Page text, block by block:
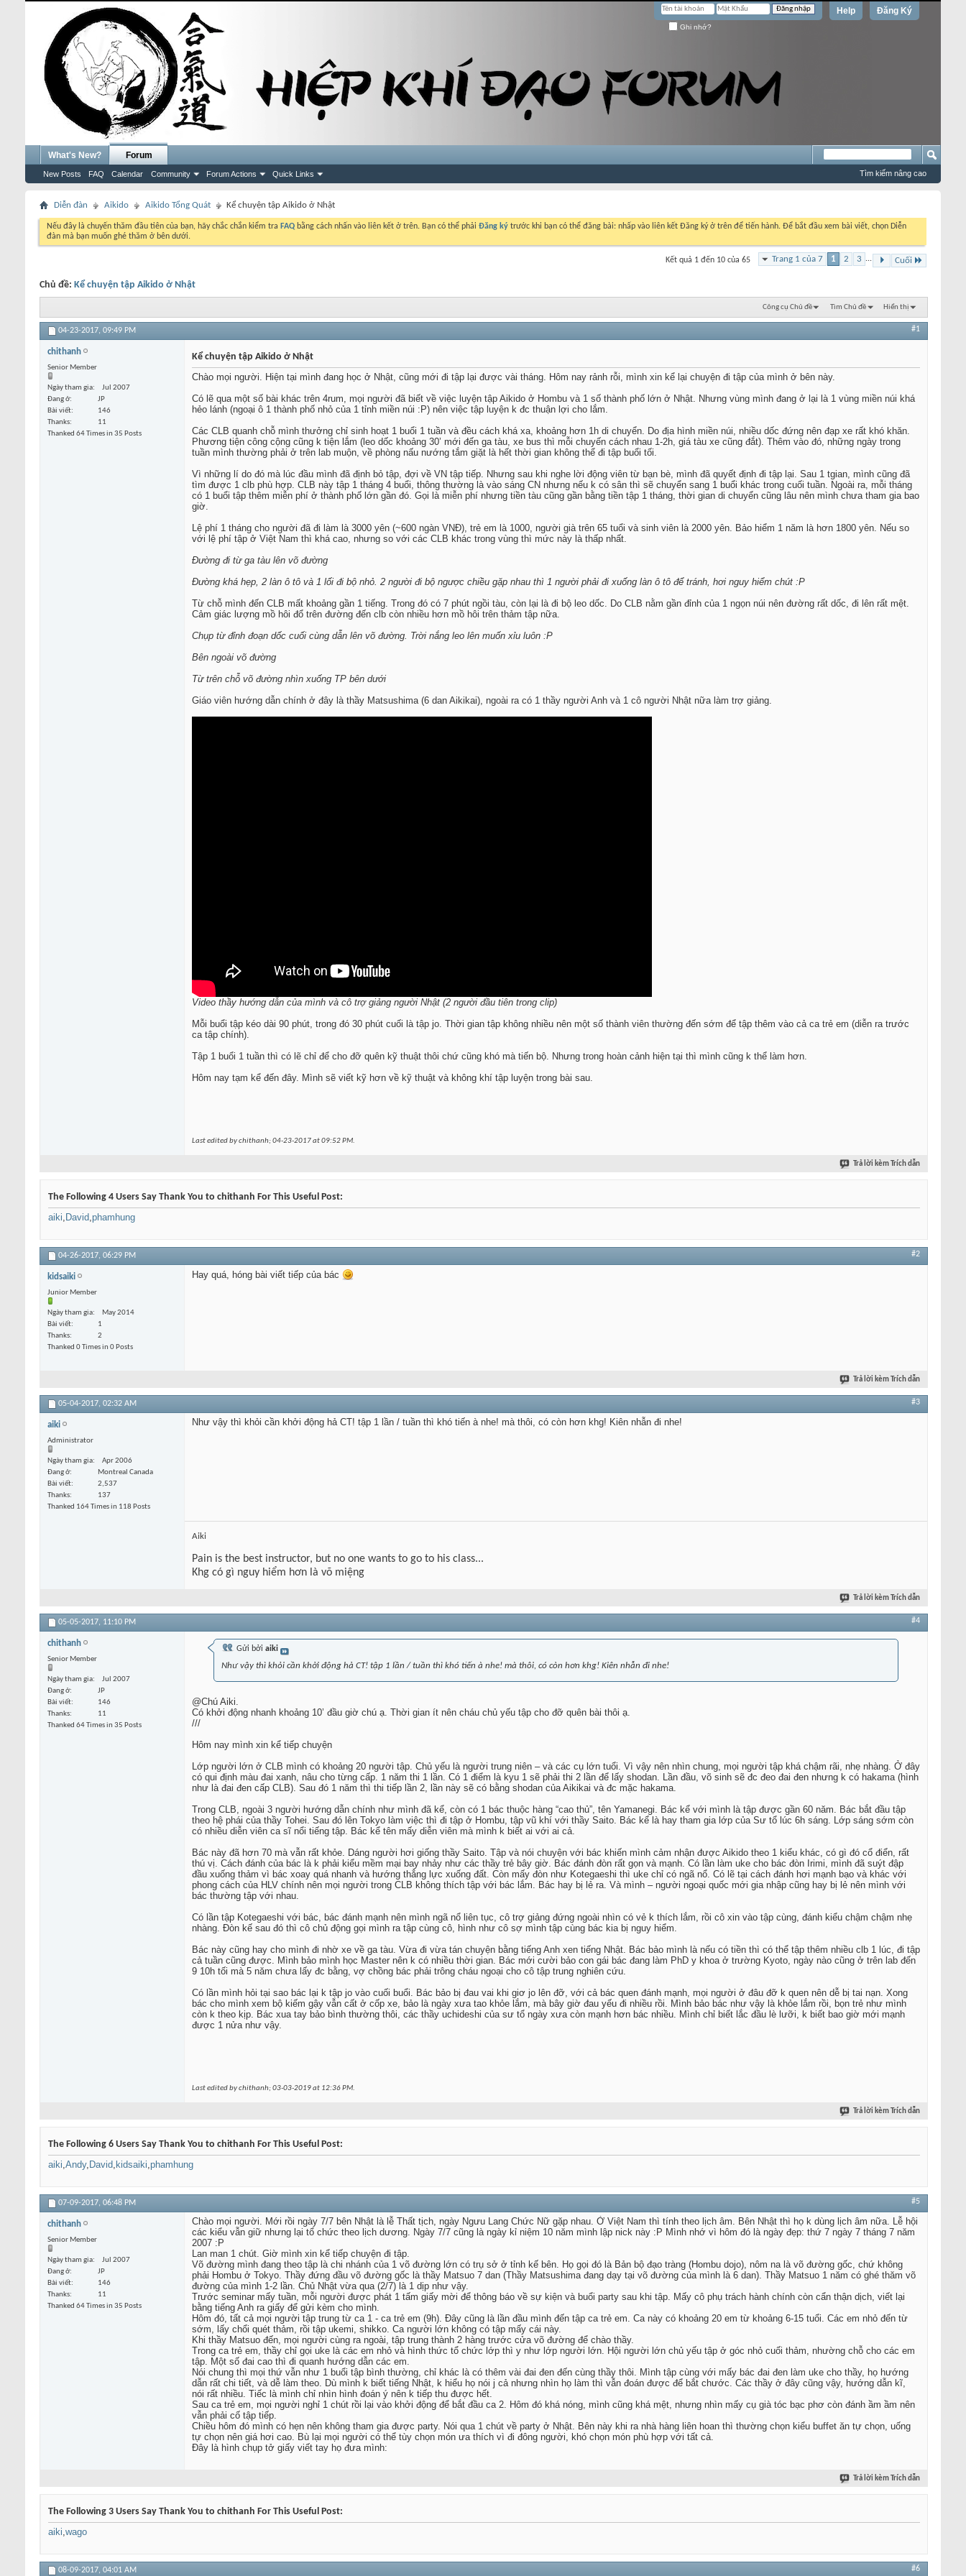
Đăng Ký
Help
Ghi nhớ?
What's New? Forum
New Posts FAQ Calendar Community Forum Actions Quick Links Tìm kiếm nâng cao
Diễn đàn Aikido Aikido Tổng Quát Kể chuyện tập Aikido ở Nhật
Nếu đây là chuyến thăm đầu tiên của bạn, hãy chắc chắn kiểm tra FAQ bằng cách nhấn vào liên kết ở trên. Bạn có thể phải Đăng ký trước khi bạn có thể đăng bài: nhấp vào liên kết Đăng ký ở trên để tiến hành. Để bắt đầu xem bài viết, chọn Diễn
đàn mà bạn muốn ghé thăm ở bên dưới.
Trang 1 của 7 1 2 3 ... Cuối
Kết quả 1 đến 10 của 65
Chủ đề: Kể chuyện tập Aikido ở Nhật
Công cụ Chủ đề Tìm Chủ đề Hiển thị
04-23-2017, 09:49 PM #1
chithanh
Senior Member
Ngày tham gia
Jul 2007
Đang ở
JP
Bài viết
146
Thanks
11
Thanked 64 Times in 35 Posts
Kể chuyện tập Aikido ở Nhật
Chào mọi người. Hiện tại mình đang học ở Nhật, cũng mới đi tập lại được vài tháng. Hôm nay rảnh rỗi, mình xin kể lại chuyện đi tập của mình ở bên này.
Có lẽ qua một số bài khác trên 4rum, mọi người đã biết về việc luyện tập Aikido ở Hombu và 1 số thành phố lớn ở Nhật. Nhưng vùng mình đang ở lại là 1 vùng miền núi khá
hẻo lánh (ngoại ô 1 thành phố nhỏ của 1 tỉnh miền núi :P) nên việc tập luyện k đc thuận lợi cho lắm.
Các CLB quanh chỗ mình thưởng chỉ sinh hoạt 1 buổi 1 tuần và đều cách khá xa, khoảng hơn 1h di chuyển. Do địa hình miền núi, nhiều dốc đứng nên đạp xe rất khó khăn.
Phương tiện công cộng cũng k tiện lắm (leo dốc khoảng 30’ mới đến ga tàu, xe bus thì mỗi chuyến cách nhau 1-2h, giá tàu xe cũng đắt). Thêm vào đó, những ngày trong
tuần mình thường phải ở trên lab muộn, về phòng nấu nướng tắm giặt là hết thời gian không thể đi tập buổi tối.
Vì những lí do đó mà lúc đầu mình đã định bỏ tập, đợi về VN tập tiếp. Nhưng sau khi nghe lời động viên từ bạn bè, mình đã quyết định đi tập lại. Sau 1 tgian, mình cũng đã
tìm được 1 clb phù hợp. CLB này tập 1 tháng 4 buổi, thông thường là vào sáng CN nhưng nếu k có sân thì sẽ chuyển sang 1 buổi khác trong cuối tuần. Ngoài ra, mỗi tháng
có 1 buổi tập thêm miễn phí ở thành phố lớn gần đó. Gọi là miễn phí nhưng tiền tàu cũng gần bằng tiền tập 1 tháng, thời gian di chuyển cũng lâu nên mình chưa tham gia bao
giờ.
Lệ phí 1 tháng cho người đã đi làm là 3000 yên (~600 ngàn VNĐ), trẻ em là 1000, người già trên 65 tuổi và sinh viên là 2000 yên. Bảo hiểm 1 năm là hơn 1800 yên. Nếu so
với lệ phí tập ở Việt Nam thì khá cao, nhưng so với các CLB khác trong vùng thì mức này là thấp nhất.
Đường đi từ ga tàu lên võ đường
Đường khá hẹp, 2 làn ô tô và 1 lối đi bộ nhỏ. 2 người đi bộ ngược chiều gặp nhau thì 1 người phải đi xuống làn ô tô để tránh, hơi nguy hiểm chút :P
Từ chỗ mình đến CLB mất khoảng gần 1 tiếng. Trong đó có 7 phút ngồi tàu, còn lại là đi bộ leo dốc. Do CLB nằm gần đỉnh của 1 ngọn núi nên đường rất dốc, đi lên rất mệt.
Cảm giác lượng mồ hôi đổ trên đường đến clb còn nhiều hơn mồ hôi trên thảm tập nữa.
Chụp từ đỉnh đoạn dốc cuối cùng dẫn lên võ đường. Trời nắng leo lên muốn xỉu luôn :P
Bên ngoài võ đường
Từ trên chỗ võ đường nhìn xuống TP bên dưới
Giáo viên hướng dẫn chính ở đây là thầy Matsushima (6 dan Aikikai), ngoài ra có 1 thầy người Anh và 1 cô người Nhật nữa làm trợ giảng.
Video thầy hướng dẫn của mình và cô trợ giảng người Nhật (2 người đầu tiên trong clip)
Mỗi buổi tập kéo dài 90 phút, trong đó 30 phút cuối là tập jo. Thời gian tập không nhiều nên một số thành viên thường đến sớm để tập thêm vào cả ca trẻ em (diễn ra trước
ca tập chính).
Tập 1 buổi 1 tuần thì có lẽ chỉ để cho đỡ quên kỹ thuật thôi chứ cũng khó mà tiến bộ. Nhưng trong hoàn cảnh hiện tại thì mình cũng k thể làm hơn.
Hôm nay tạm kể đến đây. Mình sẽ viết kỹ hơn về kỹ thuật và không khí tập luyện trong bài sau.
Last edited by chithanh; 04-23-2017 at09:52 PM.
Trả lời kèm Trích dẫn
The Following 4 Users Say Thank You to chithanh For This Useful Post:
aiki, David,phamhung
04-26-2017, 06:29 PM #2
kidsaiki
Junior Member
Ngày tham gia
May 2014
Bài viết
1
Thanks
2
Thanked 0 Times in 0 Posts
Hay quá, hóng bài viết tiếp của bác
Trả lời kèm Trích dẫn
05-04-2017, 02:32 AM #3
aiki
Administrator
Ngày tham gia
Apr 2006
Đang ở
Montreal Canada
Bài viết
2,537
Thanks
137
Thanked 164 Times in 118 Posts
Như vậy thì khỏi cần khởi động hả CT! tập 1 lần / tuần thì khó tiến à nhe! mà thôi, có còn hơn khg! Kiên nhẫn đi nhe!
Aiki
Pain is the best instructor, but no one wants to go to his class...
Khg có gì nguy hiểm hơn là võ miệng
Trả lời kèm Trích dẫn
05-05-2017, 11:10 PM #4
chithanh
Senior Member
Ngày tham gia
Jul 2007
Đang ở
JP
Bài viết
146
Thanks
11
Thanked 64 Times in 35 Posts
Gửi bởi aiki
Như vậy thì khỏi cần khởi động hả CT! tập 1 lần / tuần thì khó tiến à nhe! mà thôi, có còn hơn khg! Kiên nhẫn đi nhe!
@Chú Aiki.
Có khởi động nhanh khoảng 10’ đầu giờ chú ạ. Thời gian ít nên cháu chủ yếu tập cho đỡ quên bài thôi ạ.
///
Hôm nay mình xin kể tiếp chuyện
Lớp người lớn ở CLB mình có khoảng 20 người tập. Chủ yếu là người trung niên – và các cụ lớn tuổi. Vì vậy nên nhìn chung, mọi người tập khá chậm rãi, nhẹ nhàng. Ở đây
có qui định màu đai xanh, nâu cho từng cấp. 1 năm thi 1 lần. Có 1 điểm là kyu 1 sẽ phải thi 2 lần để lấy shodan. Lần đầu, võ sinh sẽ đc đeo đai đen nhưng k có hakama (hình
như là đai đen cấp CLB). Sau đó 1 năm thì thi tiếp lần 2, lần này sẽ có bằng shodan của Aikikai và đc mặc hakama.
Trong CLB, ngoài 3 người hướng dẫn chính như mình đã kể, còn có 1 bác thuộc hàng “cao thủ”, tên Yamanegi. Bác kể với mình là tập được gần 60 năm. Bác bắt đầu tập
theo hệ phái của thầy Tohei. Sau đó lên Tokyo làm việc thì đi tập ở Hombu, tập vũ khí với thầy Saito. Bác kể là hay tham gia lớp của Sư tổ lúc 6h sáng. Lớp sáng sớm còn
có nhiều diễn viên ca sĩ nổi tiếng tập. Bác kể tên mấy diễn viên mà mình k biết ai với ai cả.
Bác này đã hơn 70 mà vẫn rất khỏe. Dáng người hơi giống thầy Saito. Tập và nói chuyện với bác khiến mình cảm nhận được Aikido theo 1 kiểu khác, có gì đó cổ điển, rất
thú vị. Cách đánh của bác là k phải kiểu mềm mại bay nhảy như các thầy trẻ bây giờ. Bác đánh đòn rất gọn và mạnh. Có lần làm uke cho bác đòn Irimi, mình đã suýt đập
đầu xuống thảm vì bác xoay quá nhanh và hướng thẳng lực xuống đất. Còn mấy đòn như Kotegaeshi thì uke chỉ có ngã nổ. Có lẽ tại cách đánh hơi mạnh bạo và khác với
phong cách của HLV chính nên mọi người trong CLB không thích tập với bác lắm. Bác hay bị lẻ ra. Và mình – người ngoại quốc mới gia nhập cũng hay bị lẻ nên mình với
bác thường tập với nhau.
Có lần tập Kotegaeshi với bác, bác đánh mạnh nên mình ngã nổ liên tục, cô trợ giảng đứng ngoài nhìn có vẻ k thích lắm, rồi cô xin vào tập cùng, đánh kiểu chậm chậm nhẹ
nhàng. Đòn kế sau đó thì cô chủ động gọi mình ra tập cùng cô, hình như cô sợ mình tập cùng bác kia bị nguy hiểm.
Bác này cũng hay cho mình đi nhờ xe về ga tàu. Vừa đi vừa tán chuyện bằng tiếng Anh xen tiếng Nhật. Bác bảo mình là nếu có tiền thì có thể tập thêm nhiều clb 1 lúc, đi tập
cả tuần cũng được. Mình bảo mình học Master nên k có nhiều thời gian. Bác mới cười bảo con gái bác đang làm PhD y khoa ở trường Kyoto, ngày nào cũng ở trên lab đến
9 10h tối mà 5 năm chưa lấy đc bằng, vợ chồng bác phải trông cháu ngoại cho cô tập trung nghiên cứu.
Có lần mình hỏi tại sao bác lại k tập jo vào cuối buổi. Bác bảo bị đau vai khi giơ jo lên đỡ, với cả bác quen đánh mạnh, mọi người ở đâu đỡ k quen nên dễ bị tai nạn. Xong
bác cho mình xem bộ kiếm gậy vẫn cất ở cốp xe, bảo là ngày xưa tao khỏe lắm, mà bây giờ đau yếu đi nhiều rồi. Mình bảo bác như vậy là khỏe lắm rồi, bọn trẻ như mình
còn k theo kịp. Bác xua tay bảo bình thường thôi, các thầy uchideshi của sư tổ ngày xưa còn mạnh hơn bác nhiều. Mình chỉ biết lắc đầu lè lưỡi, k biết bao giờ mới mạnh
được 1 nửa như vậy.
Last edited by chithanh; 03-03-2019 at 12:36 PM.
Trả lời kèm Trích dẫn
The Following 6 Users Say Thank You to chithanh For This Useful Post:
aiki,Andy, David, kidsaiki,phamhung
07-09-2017, 06:48 PM #5
chithanh
Senior Member
Ngày tham gia
Jul 2007
Đang ở
JP
Bài viết
146
Thanks
11
Thanked 64 Times in 35 Posts
Chào mọi người. Mới rồi ngày 7/7 bên Nhật là lễ Thất tịch, ngày Ngưu Lang Chức Nữ gặp nhau. Ở Việt Nam thì tính theo lịch âm. Bên Nhật thì họ k dùng lịch âm nữa. Lễ hội
các kiểu vẫn giữ nhưng lại tổ chức theo lịch dương. Ngày 7/7 cũng là ngày kỉ niệm 10 năm mình lập nick này :P Mình nhớ vì hôm đó là ngày đẹp: thứ 7 ngày 7 tháng 7 năm
2007 :P
Lan man 1 chút. Giờ mình xin kể tiếp chuyện đi tập.
Võ đường mình đang theo tập là chi nhánh của 1 võ đường lớn có trụ sở ở tỉnh kế bên. Họ gọi đó là Bản bộ đạo tràng (Hombu dojo), nôm na là võ đường gốc, chứ không
phải Hombu ở Tokyo. Thầy đứng đầu võ đường gốc là thầy Matsuo 7 dan (Thầy Matsushima đang dạy tại võ đường của mình là 6 dan). Thầy Matsuo 1 năm có ghé thăm võ
đường của mình 1-2 lần. Chủ Nhật vừa qua (2/7) là 1 dịp như vậy.
Trước seminar mấy tuần, mỗi người được phát 1 tấm giấy mời để thông báo về sự kiện và buổi party sau khi tập. Mấy cô phụ trách hành chính còn cẩn thận dịch, viết lại
bằng tiếng Anh ra giấy để gửi kèm cho mình.
Hôm đó, tất cả mọi người tập trung từ ca 1 - ca trẻ em (9h). Đây cũng là lần đầu mình đến tập ca trẻ em. Ca này có khoảng 20 em từ khoảng 6-15 tuổi. Các em nhỏ đến từ
sớm, lấy chổi quét thảm, rồi tập ukemi, shikko. Ca người lớn không có tập mấy cái này.
Khi thầy Matsuo đến, mọi người cùng ra ngoài, tập trung thành 2 hàng trước cửa võ đường để chào thầy.
Trong ca trẻ em, thầy chỉ gọi uke là các em nhỏ và hình thức tổ chức lớp thì y như lớp người lớn. Hội người lớn chủ yếu tập ở góc nhỏ cuối thảm, nhường chỗ cho các em
tập. Một số đai cao thì đi quanh hướng dẫn các em.
Nói chung thì mọi thứ vẫn như 1 buổi tập bình thường, chỉ khác là có thêm vài đai đen đến cùng thầy thôi. Mình tập cùng với mấy bác đai đen làm uke cho thầy, họ hướng
dẫn rất chi tiết, và dễ làm theo. Dù mình k biết tiếng Nhật, k hiểu họ nói j cả nhưng nhìn họ làm thì vẫn đoán được để bắt chước. Các thầy ở đây cũng vậy, hướng dẫn kĩ,
nói rất nhiều. Tiếc là mình chỉ nhìn hình đoán ý nên k tiếp thu được hết.
Sau ca trẻ em, mọi người nghỉ 1 chút rồi lại vào khởi động để bắt đầu ca 2. Hôm đó khá nóng, mình cũng khá mệt, nhưng nhìn mấy cụ già tóc bạc phơ còn đánh ầm ầm nên
vẫn phải cố tập tiếp.
Chiều hôm đó mình có hẹn nên không tham gia được party. Nói qua 1 chút về party ở Nhật. Bên này khi ra nhà hàng liên hoan thì thường chọn kiểu buffet ăn tự chọn, uống
tự chọn nên giá hơi cao. Bù lại mọi người có thể tùy chọn món ưa thích vì đi đông người, khó chọn món phù hợp với tất cả.
Đây là hình chụp tở giấy viết tay họ đưa mình:
Trả lời kèm Trích dẫn
The Following 3 Users Say Thank You to chithanh For This Useful Post:
aiki,wago
08-09-2017, 04:01 AM #6